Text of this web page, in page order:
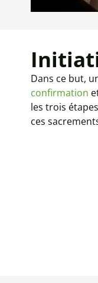
Dans ce but,
confirmation
les trois
ces